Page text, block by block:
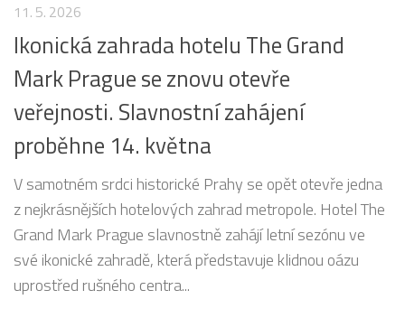
11. 5. 2026
Ikonická zahrada hotelu The Grand
Mark Prague se znovu otevře
veřejnosti. Slavnostní zahájení
proběhne 14. května
V samotném srdci historické Prahy se opět otevře jedna
z nejkrásnějších hotelových zahrad metropole. Hotel The
Grand Mark Prague slavnostně zahájí letní sezónu ve
své ikonické zahradě, která představuje klidnou oázu
uprostřed rušného centra...